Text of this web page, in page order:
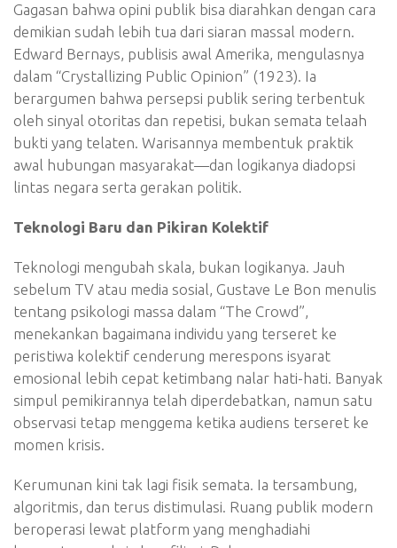
Gagasan bahwa opini publik bisa diarahkan dengan cara
demikian sudah lebih tua dari siaran massal modern.
Edward Bernays, publisis awal Amerika, mengulasnya
dalam “Crystallizing Public Opinion” (1923). Ia
berargumen bahwa persepsi publik sering terbentuk
oleh sinyal otoritas dan repetisi, bukan semata telaah
bukti yang telaten. Warisannya membentuk praktik
awal hubungan masyarakat—dan logikanya diadopsi
lintas negara serta gerakan politik.
Teknologi Baru dan Pikiran Kolektif
Teknologi mengubah skala, bukan logikanya. Jauh
sebelum TV atau media sosial, Gustave Le Bon menulis
tentang psikologi massa dalam “The Crowd”,
menekankan bagaimana individu yang terseret ke
peristiwa kolektif cenderung merespons isyarat
emosional lebih cepat ketimbang nalar hati-hati. Banyak
simpul pemikirannya telah diperdebatkan, namun satu
observasi tetap menggema ketika audiens terseret ke
momen krisis.
Kerumunan kini tak lagi fisik semata. Ia tersambung,
algoritmis, dan terus distimulasi. Ruang publik modern
beroperasi lewat platform yang menghadiahi